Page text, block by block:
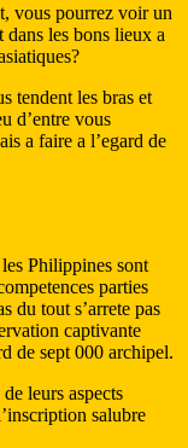
vous pourrez voir un
les bons lieux a
tendent les bras et
d’entre vous
a faire a l’egard de
Philippines sont
parties
du tout s’arrete pas
captivante
de sept 000 archipel.
leurs aspects
salubre